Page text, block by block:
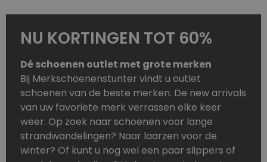
NU KORTINGEN TOT 60%
Dé schoenen outlet met grote merken
Bij Merkschoenenstunter vindt u outlet
schoenen van de beste merken. De new arrivals
van uw favoriete merk verrassen elke keer
weer. Op zoek naar schoenen voor lange
strandwandelingen? Naar laarzen voor de
winter? Of kunt u nog wel een paar slippers of